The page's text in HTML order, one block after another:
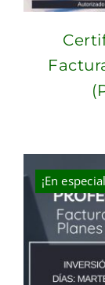
¡En